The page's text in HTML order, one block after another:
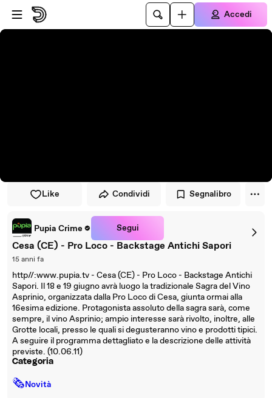
Vai al lettore
Passa al contenuto principale
Accedi
Like Condividi Segnalibro
Pupia Crime Segui
Cesa (CE) - Pro Loco - Backstage Antichi Sapori
15 anni fa
http//:www.pupia.tv - Cesa (CE) - Pro Loco - Backstage Antichi
Sapori. Il 18 e 19 giugno avrà luogo la tradizionale Sagra del Vino
Asprinio, organizzata dalla Pro Loco di Cesa, giunta ormai alla
16esima edizione. Protagonista assoluto della sagra sarà, come
sempre, il vino Asprinio; ampio interesse sarà rivolto, inoltre, alle
Grotte locali, presso le quali si degusteranno vino e prodotti tipici.
A seguire il programma dettagliato e la descrizione delle attività
previste. (10.06.11)
Categoria
🗞Novità